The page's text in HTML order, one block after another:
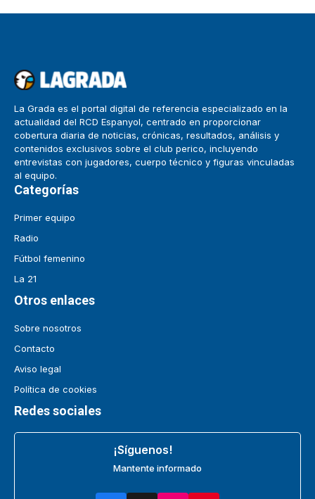
La Grada es el portal digital de referencia especializado en la
actualidad del RCD Espanyol, centrado en proporcionar
cobertura diaria de noticias, crónicas, resultados, análisis y
contenidos exclusivos sobre el club perico, incluyendo
entrevistas con jugadores, cuerpo técnico y figuras vinculadas
al equipo.
Categorías
Primer equipo
Radio
Fútbol femenino
La 21
Otros enlaces
Sobre nosotros
Contacto
Aviso legal
Política de cookies
Redes sociales
¡Síguenos!
Mantente informado